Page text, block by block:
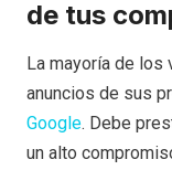
de tus
La mayoría de los
anuncios de sus
Google. Debe
un alto